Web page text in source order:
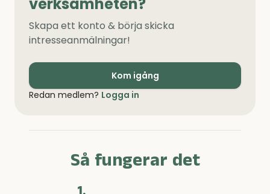
Skapa ett konto & börja skicka
intresseanmälningar!
Kom igång
Redan medlem? Logga in
Så fungerar det